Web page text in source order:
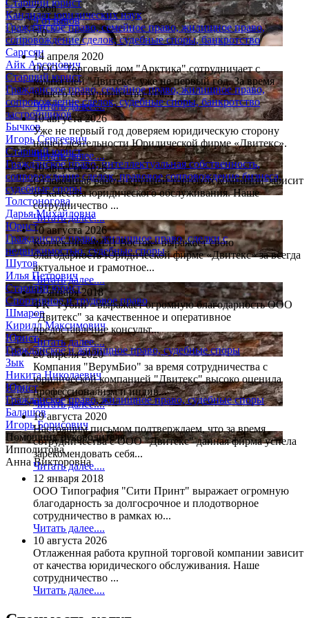
Кандидат юридических наук
Гражданское право, семейное право, жилищное право,
сопровождение сделок, судебные споры, банкротство
Саргсян
Айк Арсенович
Старший юрист
Гражданское право, семейное право, жилищное право,
сопровождение сделок, судебные споры, банкротство
застройщиков
Бычков
Игорь Сергеевич
Старший юрист
Гражданское право, интеллектуальная собственность,
сопровождение сделок, правовое сопровождение бизнеса,
судебные споры
Толстоногова
Дарья Михайловна
Юрист
Гражданское право, жилищное право, сделки с
недвижимостью, судебные споры
Шутов
Илья Петрович
Старший юрист
Спортивное и трудовое право
Шмаров
Кирилл Максимович
Юрист
Гражданское и жилищное право, судебные споры
Зык
Никита Николаевич
Юрист
Гражданское право, жилищное право, судебные споры
Балашов
Игорь Борисович
Помощник руководителя
Ипполитова
Анна Викторовна
Zoon
9 отзывов
5.0
14 апреля 2020
ООО "Торговый дом "Арктика" сотрудничает с
компанией "Двитекс" уже не первый год. За время
нашего сотрудничества отм...
Читать далее....
10 августа 2026
Уже не первый год доверяем юридическую сторону
нашей деятельности Юридической фирме «Двитекс».
Читать далее....
10 августа 2026
Отлаженная работа крупной торговой компании зависит
от качества юридического обслуживания. Наше
сотрудничество ...
Читать далее....
10 августа 2026
Коллектив «МЕП Восток» выражает свою
благодарность Юридической фирме «Двитекс» за всегда
актуальное и грамотное...
Читать далее....
12 января 2018
ФК "Рубин" выражает огромную благодарность ООО
"Двитекс" за качественное и оперативное
предоставление консульт...
Читать далее....
20 апреля 2020
Компания "ВерумБио" за время сотрудничества с
юридической компанией "Двитекс" высоко оценила
профессионализм и индив...
Читать далее....
19 августа 2020
Настоящим письмом подтверждаем, что за время
сотрудничества с ООО "Двитекс" данная фирма успела
зарекомендовать себя...
Читать далее....
12 января 2018
ООО Типография "Сити Принт" выражает огромную
благодарность за долгосрочное и плодотворное
сотрудничество в рамках ю...
Читать далее....
10 августа 2026
Отлаженная работа крупной торговой компании зависит
от качества юридического обслуживания. Наше
сотрудничество ...
Читать далее....